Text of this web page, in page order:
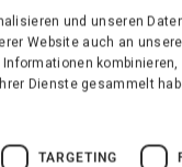
und unseren
Website auch an unsere
kombinieren,
Dienste gesammelt
TARGETING